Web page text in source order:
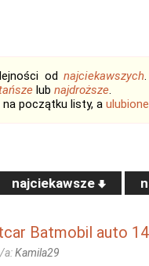
odnajciekawszych
lub najdroższe.
początku listy, a ulubione
najciekawsze
Batmobil auto
a:Kamila29